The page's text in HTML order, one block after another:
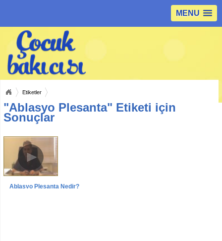
MENU
Etiketler
"Ablasyo Plesanta" Etiketi için
Sonuçlar
Ablasyo Plesanta Nedir?